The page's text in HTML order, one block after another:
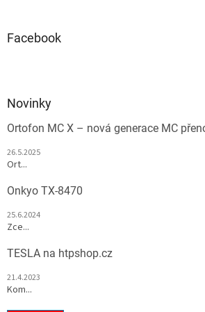
Facebook
Novinky
Ortofon MC X – nová generace MC
26.5.2025
Ort...
Onkyo TX-8470
25.6.2024
Zce...
TESLA na htpshop.cz
21.4.2023
Kom...